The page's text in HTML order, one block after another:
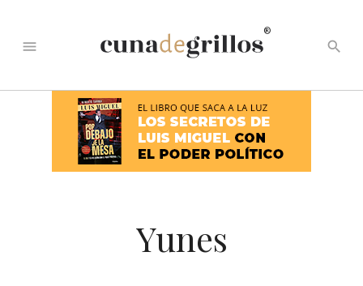
menu
®
search
Yunes